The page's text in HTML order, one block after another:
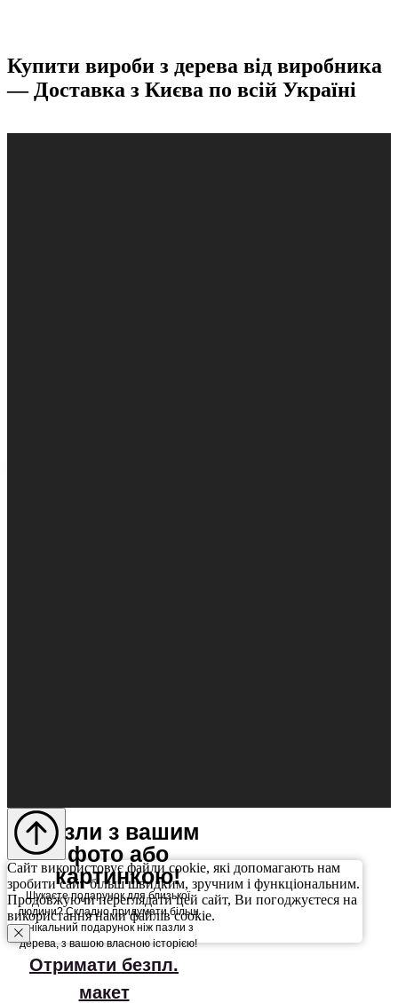
Пазли з вашим
фото або
картинкою!
Шукаєте подарунок для близької
людини? Складно придумати більш
унікальний подарунок ніж пазли з
дерева, з вашою власною історією!
Отримати безпл.
макет
Купити вироби з дерева від виробника
— Доставка з Києва по всій Україні
Сайт використовує файли cookie, які допомагають нам
зробити сайт більш швидким, зручним і функціональним.
Продовжуючи переглядати цей сайт, Ви погоджуєтеся на
використання нами файлів cookie.